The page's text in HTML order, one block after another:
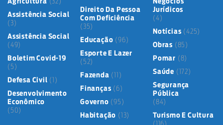
Assistência Social
(3)
Assistência Social
(49)
Boletim Covid-19
(5)
Defesa Civil (1)
Desenvolvimento
Econômico
(50)
Direito Da Pessoa
Com Deficiência
(35)
Educação (96)
Esporte E Lazer
(52)
Fazenda (11)
Finanças (6)
Governo (95)
Habitação (13)
Jurídicos
(4)
Notícias (425)
Obras (85)
Pomar (8)
Saúde (172)
Segurança
Pública
(84)
Turismo E Cultura